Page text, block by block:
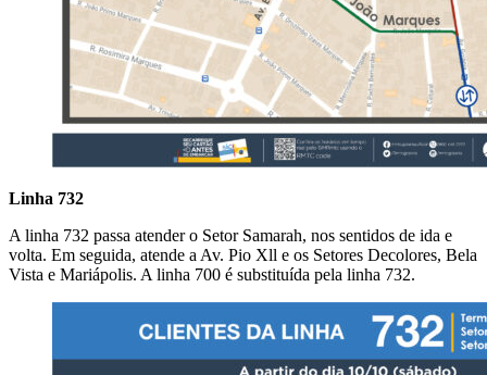
Linha 732
A linha 732 passa atender o Setor Samarah, nos sentidos de ida e
volta. Em seguida, atende a Av. Pio Xll e os Setores Decolores, Bela
Vista e Mariápolis. A linha 700 é substituída pela linha 732.